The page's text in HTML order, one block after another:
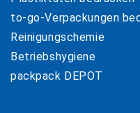
to-go-Verpackungen
Reinigungschemie
Betriebshygiene
packpack DEPOT